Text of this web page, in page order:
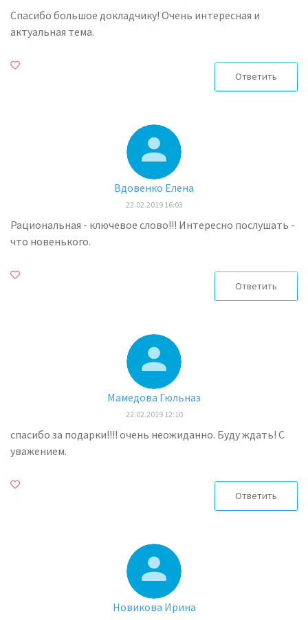
Спасибо большое докладчику! Очень интересная и
актуальная тема.
Ответить
Вдовенко Елена
22.02.2019 16:03
Рациональная - ключевое слово!!! Интересно послушать -
что новенького.
Ответить
Мамедова Гюльназ
22.02.2019 12:10
спасибо за подарки!!!! очень неожиданно. Буду ждать! С
уважением.
Ответить
Новикова Ирина